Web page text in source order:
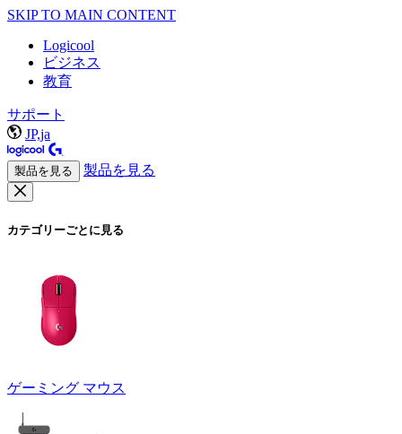
SKIP TO MAIN CONTENT
Logicool
ビジネス
教育
サポート
JP,ja
製品を見る 製品を見る
カテゴリーごとに見る
ゲーミング マウス